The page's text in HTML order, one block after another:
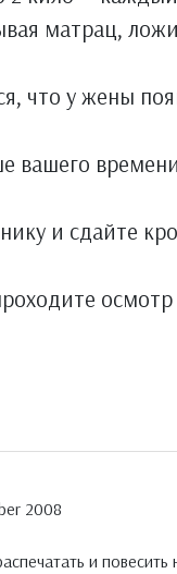
матрац,
что у жены
вашего
и сдайте
2008
и